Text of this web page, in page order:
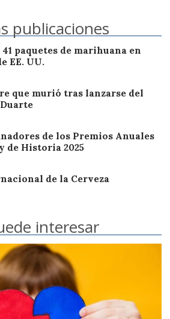
publicaciones
paquetes de marihuana en
EE. UU.
que murió tras lanzarse del
de los Premios Anuales
de Historia 2025
de la Cerveza
interesar